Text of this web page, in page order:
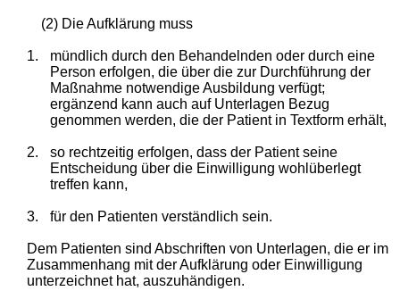
(2) Die Aufklärung muss
1.
mündlich durch den Behandelnden oder durch eine
Person erfolgen, die über die zur Durchführung der
Maßnahme notwendige Ausbildung verfügt;
ergänzend kann auch auf Unterlagen Bezug
genommen werden, die der Patient in Textform erhält,
2.
so rechtzeitig erfolgen, dass der Patient seine
Entscheidung über die Einwilligung wohlüberlegt
treffen kann,
3. für den Patienten verständlich sein.
Dem Patienten sind Abschriften von Unterlagen, die er im
Zusammenhang mit der Aufklärung oder Einwilligung
unterzeichnet hat, auszuhändigen.